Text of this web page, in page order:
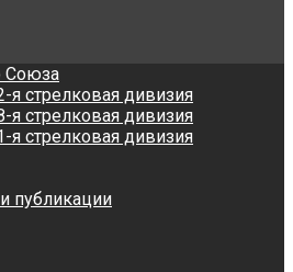
Союза
я стрелковая дивизия
я стрелковая дивизия
я стрелковая дивизия
публикации